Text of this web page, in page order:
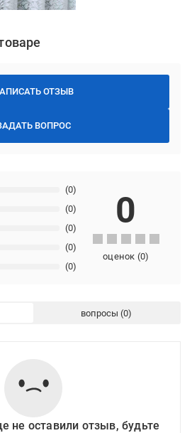
ОТЗЫВ
ВОПРОС
(0)
(0)
(0)
(0)
(0)
0
оценок (0)
вопросы
не оставили отзыв, будьте